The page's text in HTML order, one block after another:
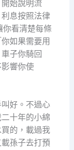
始說明流
息按照法律
看清楚每條
如果需要用
子你騎回
響你使
好。不過心
十年的小綿
的，載過我
孫子去打預